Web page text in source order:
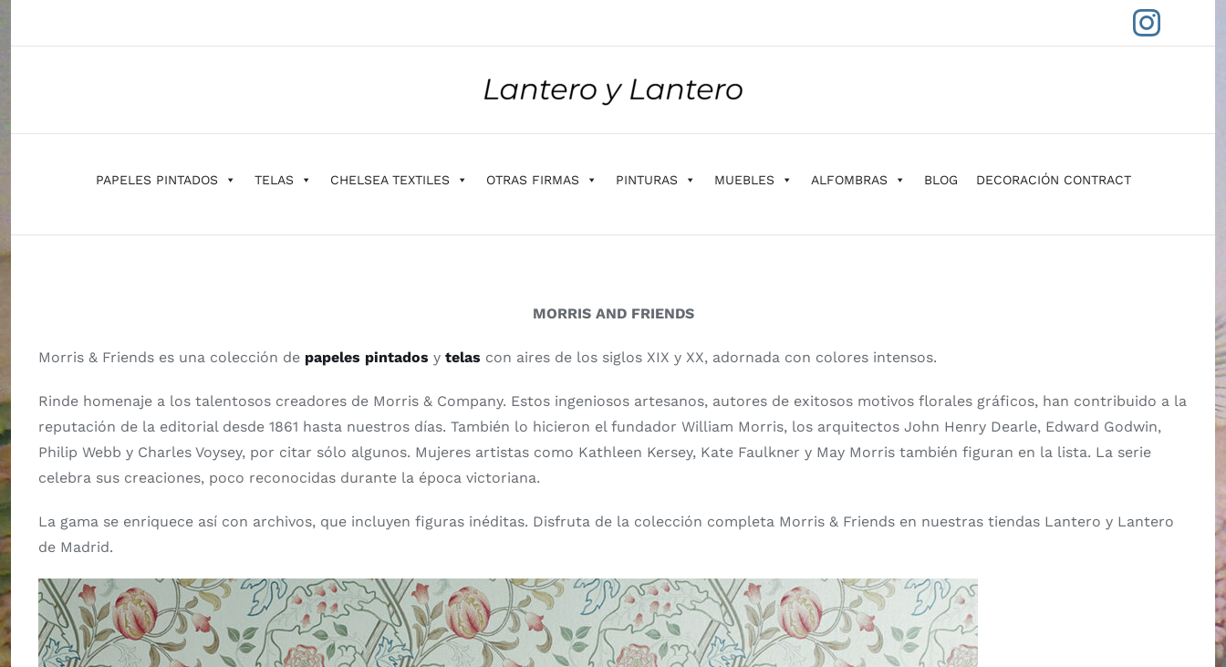
contenido
PAPELES PINTADOS TELAS CHELSEA TEXTILES OTRAS FIRMAS PINTURAS MUEBLES ALFOMBRAS BLOG DECORACIÓN CONTRACT
MORRIS AND FRIENDS
Morris & Friends es una colección de papeles pintados y telas con aires de los siglos XIX y XX, adornada con colores intensos.
Rinde homenaje a los talentosos creadores de Morris & Company. Estos ingeniosos artesanos, autores de exitosos motivos florales gráficos, han contribuido a la
reputación de la editorial desde 1861 hasta nuestros días. También lo hicieron el fundador William Morris, los arquitectos John Henry Dearle, Edward Godwin,
Philip Webb y Charles Voysey, por citar sólo algunos. Mujeres artistas como Kathleen Kersey, Kate Faulkner y May Morris también figuran en la lista. La serie
celebra sus creaciones, poco reconocidas durante la época victoriana.
La gama se enriquece así con archivos, que incluyen figuras inéditas. Disfruta de la colección completa Morris & Friends en nuestras tiendas Lantero y Lantero
de Madrid.